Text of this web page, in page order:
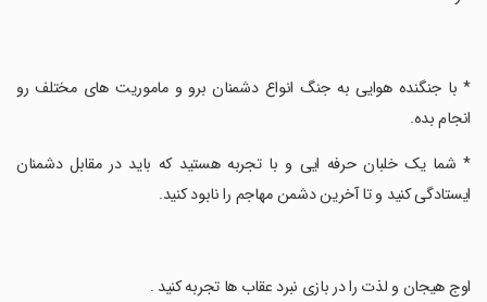
‏* با جنگنده هوایی به جنگ انواع دشمنان برو و ماموریت های مختلف رو
انجام بده.
‏* شما یک خلبان حرفه ایی و با تجربه هستید که باید در مقابل دشمنان
ایستادگی کنید و تا آخرین دشمن مهاجم را نابود کنید.
‏اوج هیجان و لذت را در بازی نبرد عقاب ها تجربه کنید .